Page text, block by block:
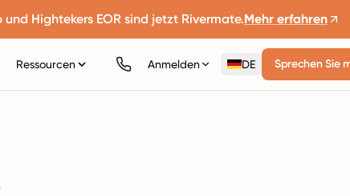
und Hightekers EOR sind jetzt Rivermate.Mehr erfahren
Ressourcen Anmelden DE Sprechen Sie